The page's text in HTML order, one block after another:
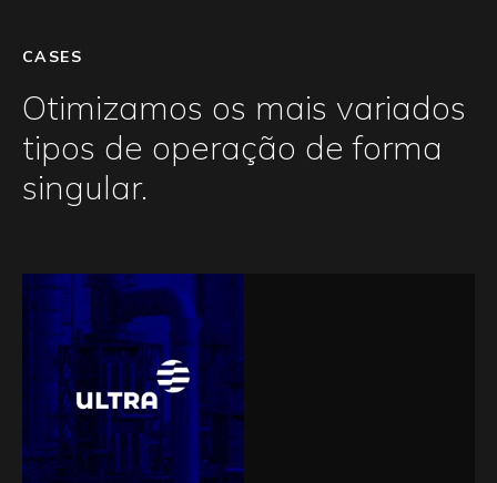
CASES
Otimizamos os mais variados
tipos de operação de forma
singular.